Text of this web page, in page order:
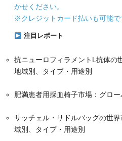
かせください。
※クレジットカード払いも可能で
注目レポート
抗ニューロフィラメントL抗体の
地域別、タイプ・用途別
肥満患者用採血椅子市場：グロ
サッチェル・サドルバッグの世
域別、タイプ・用途別